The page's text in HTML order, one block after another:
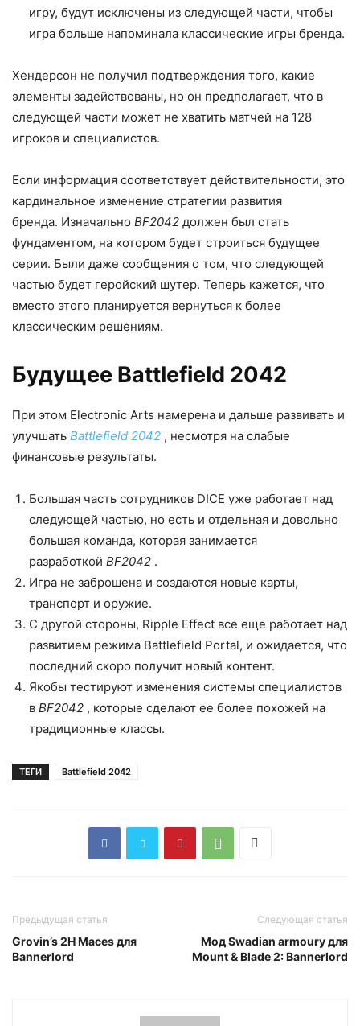
игру, будут исключены из следующей части, чтобы
игра больше напоминала классические игры бренда.
Хендерсон не получил подтверждения того, какие
элементы задействованы, но он предполагает, что в
следующей части может не хватить матчей на 128
игроков и специалистов.
Если информация соответствует действительности, это
кардинальное изменение стратегии развития
бренда. Изначально BF2042 должен был стать
фундаментом, на котором будет строиться будущее
серии. Были даже сообщения о том, что следующей
частью будет геройский шутер. Теперь кажется, что
вместо этого планируется вернуться к более
классическим решениям.
Будущее Battlefield 2042
При этом Electronic Arts намерена и дальше развивать и
улучшать Battlefield 2042 , несмотря на слабые
финансовые результаты.
Большая часть сотрудников DICE уже работает над
следующей частью, но есть и отдельная и довольно
большая команда, которая занимается
разработкой BF2042 .
Игра не заброшена и создаются новые карты,
транспорт и оружие.
С другой стороны, Ripple Effect все еще работает над
развитием режима Battlefield Portal, и ожидается, что
последний скоро получит новый контент.
Якобы тестируют изменения системы специалистов
в BF2042 , которые сделают ее более похожей на
традиционные классы.
ТЕГИ Battlefield 2042
Предыдущая статья
Grovin’s 2H Maces для
Bannerlord
Следующая статья
Мод Swadian armoury для
Mount & Blade 2: Bannerlord